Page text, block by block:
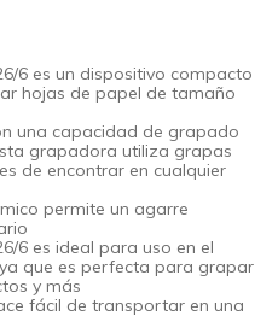
6 es un dispositivo compacto
hojas de papel de tamaño
una capacidad de grapado
grapadora utiliza grapas
de encontrar en cualquier
permite un agarre
6 es ideal para uso en el
que es perfecta para grapar
y más
fácil de transportar en una